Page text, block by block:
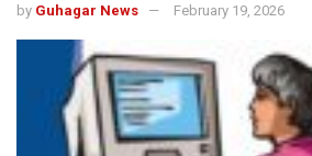
by Guhagar News February 19, 2026